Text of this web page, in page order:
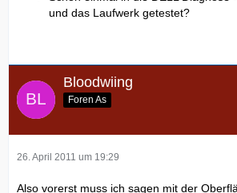
und das Laufwerk getestet?
Bloodwiing
Foren As
26. April 2011 um 19:29
Also vorerst muss ich sagen mit der